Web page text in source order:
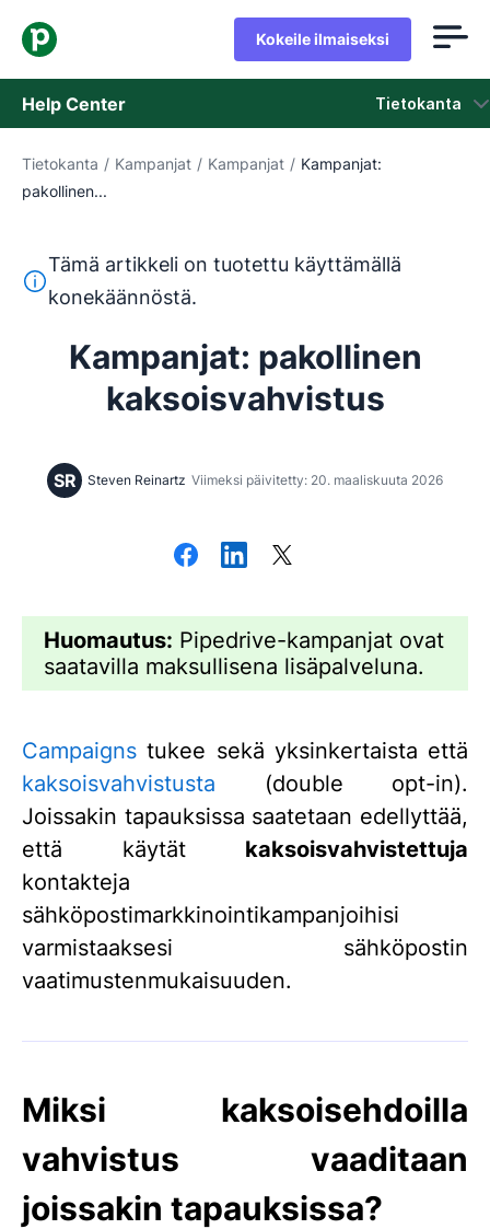
Kokeile ilmaiseksi
Help Center Tietokanta
Tietokanta
Ota yhteyttä tukeen
Tietokanta / Kampanjat / Kampanjat / Kampanjat:
pakollinen...
Tämä teksti on käännetty englannista
Tämä artikkeli on tuotettu käyttämällä
konekäännöstä.
Kampanjat: pakollinen
kaksoisvahvistus
SR Steven Reinartz Viimeksi päivitetty: 20. maaliskuuta 2026
Huomautus: Pipedrive-kampanjat ovat
saatavilla maksullisena lisäpalveluna.
Campaigns tukee sekä yksinkertaista että
kaksoisvahvistusta (double opt-in).
Joissakin tapauksissa saatetaan edellyttää,
että käytät kaksoisvahvistettuja
kontakteja
sähköpostimarkkinointikampanjoihisi
varmistaaksesi sähköpostin
vaatimustenmukaisuuden.
Miksi kaksoisehdoilla
vahvistus vaaditaan
joissakin tapauksissa?